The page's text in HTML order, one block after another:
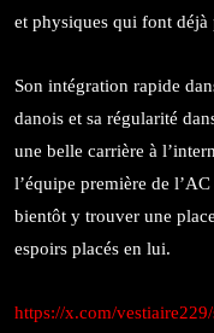
et physiques qui font
Son intégration rapide
danois et sa régularité
une belle carrière à
l’équipe première de
bientôt y trouver une
espoirs placés en lui.
https://x.com/